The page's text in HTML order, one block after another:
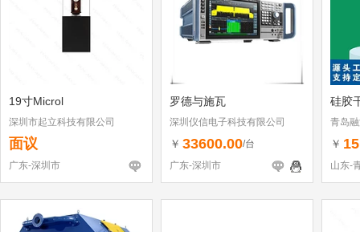
19寸Microl
深圳市起立科技有限公司
面议
广东-深圳市
罗德与施瓦
深圳仪信电子科技有限公司
￥ 33600.00/台
广东-深圳市
硅胶
青岛
￥
山东-